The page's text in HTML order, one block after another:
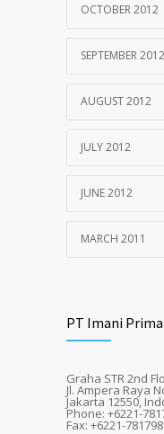
OCTOBER 2012
SEPTEMBER 2012
AUGUST 2012
JULY 2012
JUNE 2012
MARCH 2011
PT Imani Prima
Graha STR 2nd
Jl. Ampera Raya
Jakarta 12550,
Phone: +6221-
Fax: +6221-